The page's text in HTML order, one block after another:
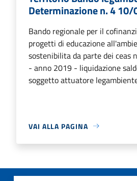
Determinazione n. 4
Bando regionale per il
progetti di educazione
sostenibilita da parte dei ceas
- anno 2019 - liquidazione
soggetto attuatore
VAI ALLA PAGINA